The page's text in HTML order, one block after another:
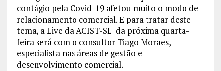
contágio pela Covid-19 afetou muito o modo de
relacionamento comercial. E para tratar deste
tema, a Live da ACIST-SL da próxima quarta-
feira será com o consultor Tiago Moraes,
especialista nas áreas de gestão e
desenvolvimento comercial.